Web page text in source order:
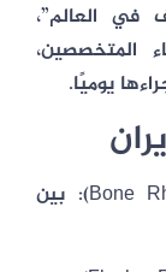
العالم”،
يوميًا.
بين